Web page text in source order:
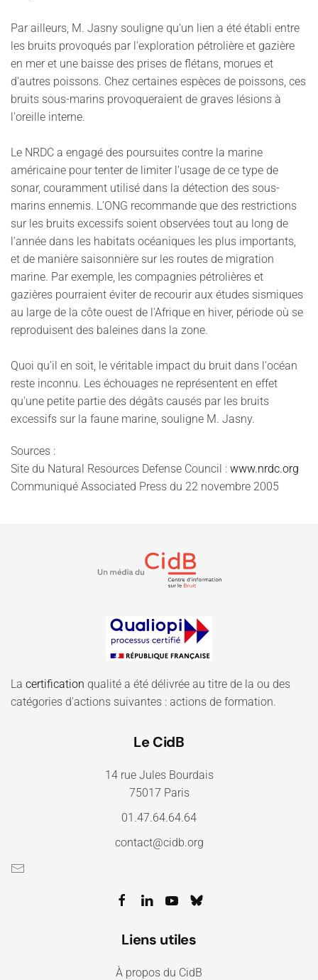
Par ailleurs, M. Jasny souligne qu'un lien a été établi entre
les bruits provoqués par l'exploration pétrolière et gazière
en mer et une baisse des prises de flétans, morues et
d'autres poissons. Chez certaines espèces de poissons, ces
bruits sous-marins provoqueraient de graves lésions à
l'oreille interne.
Le NRDC a engagé des poursuites contre la marine
américaine pour tenter de limiter l'usage de ce type de
sonar, couramment utilisé dans la détection des sous-
marins ennemis. L’ONG recommande que des restrictions
sur les bruits excessifs soient observées tout au long de
l'année dans les habitats océaniques les plus importants,
et de manière saisonnière sur les routes de migration
marine. Par exemple, les compagnies pétrolières et
gazières pourraient éviter de recourir aux études sismiques
au large de la côte ouest de l'Afrique en hiver, période où se
reproduisent des baleines dans la zone.
Quoi qu’il en soit, le véritable impact du bruit dans l'océan
reste inconnu. Les échouages ne représentent en effet
qu'une petite partie des dégâts causés par les bruits
excessifs sur la faune marine, souligne M. Jasny.
Sources :
Site du Natural Resources Defense Council : www.nrdc.org
Communiqué Associated Press du 22 novembre 2005
La certification qualité a été délivrée au titre de la ou des
catégories d'actions suivantes : actions de formation.
Le CidB
14 rue Jules Bourdais
75017 Paris
01.47.64.64.64
contact@cidb.org
Liens utiles
À propos du CidB